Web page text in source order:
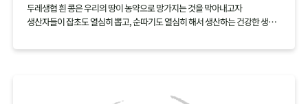
두레생협 흰 콩은 우리의 땅이 농약으로 망가지는 것을 막아내고자
생산자들이 잡초도 열심히 뽑고, 순따기도 열심히 해서 생산하는 건강한 생활